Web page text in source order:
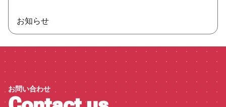
お知らせ
お問い合わせ